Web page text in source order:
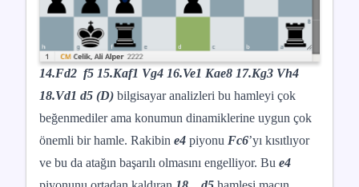
14.Fd2 f5 15.Kaf1 Vg4 16.Ve1 Kae8 17.Kg3 Vh4
18.Vd1 d5 (D) bilgisayar analizleri bu hamleyi çok
beğenmediler ama konumun dinamiklerine uygun çok
önemli bir hamle. Rakibin e4 piyonu Fc6’yı kısıtlıyor
ve bu da atağın başarılı olmasını engelliyor. Bu e4